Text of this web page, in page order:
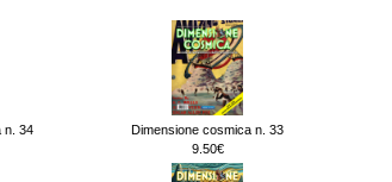
n. 34
Dimensione cosmica n. 33
9.50€